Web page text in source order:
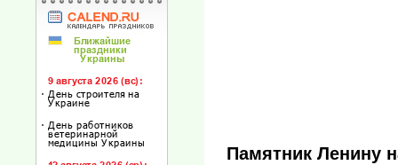
Памятник Ленину